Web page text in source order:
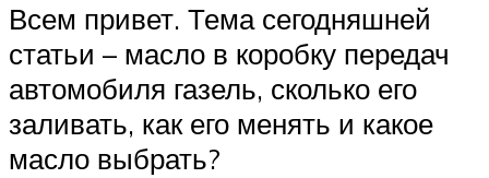
Всем привет. Тема сегодняшней
статьи – масло в коробку передач
автомобиля газель, сколько его
заливать, как его менять и какое
масло выбрать?